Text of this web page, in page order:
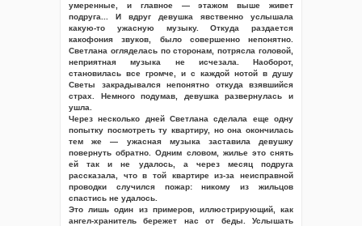
умеренные, и главное — этажом выше живет
подруга... И вдруг девушка явственно услышала
какую-то ужасную музыку. Откуда раздается
какофония звуков, было совершенно непонятно.
Светлана огляделась по сторонам, потрясла головой,
неприятная музыка не исчезала. Наоборот,
становилась все громче, и с каждой нотой в душу
Светы закрадывался непонятно откуда взявшийся
страх. Немного подумав, девушка развернулась и
ушла.
Через несколько дней Светлана сделала еще одну
попытку посмотреть ту квартиру, но она окончилась
тем же — ужасная музыка заставила девушку
повернуть обратно. Одним словом, жилье это снять
ей так и не удалось, а через месяц подруга
рассказала, что в той квартире из-за неисправной
проводки случился пожар: никому из жильцов
спастись не удалось.
Это лишь один из примеров, иллюстрирующий, как
ангел-хранитель бережет нас от беды. Услышать